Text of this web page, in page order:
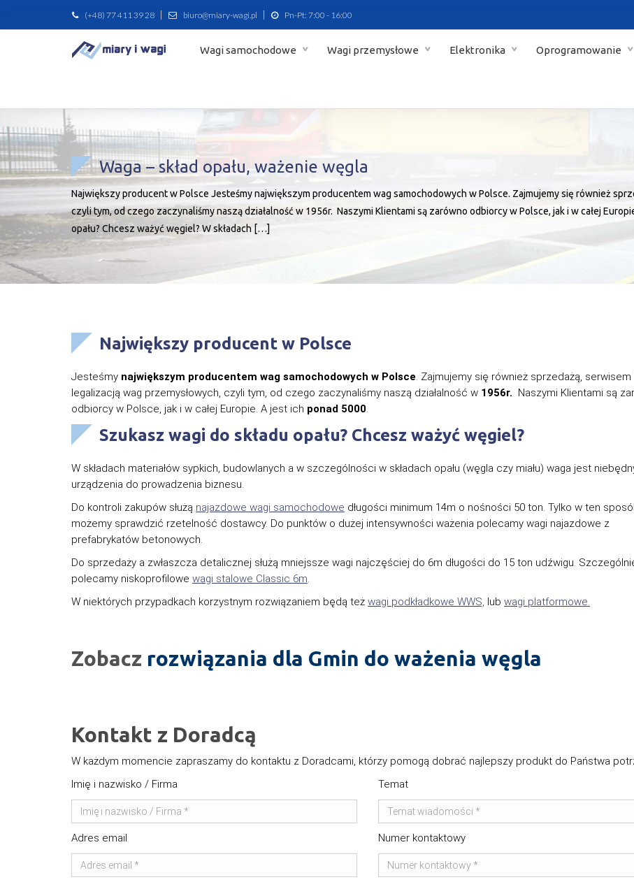
(+48) 77 411 39 28 biuro@miary-wagi.pl Pn-Pt: 7:00 - 16:00
Wagi samochodowe Wagi przemysłowe Elektronika Oprogramowanie
Waga – skład opału, ważenie węgla
Największy producent w Polsce Jesteśmy największym producentem wag samochodowych w Polsce. Zajmujemy się również
czyli tym, od czego zaczynaliśmy naszą działalność w 1956r. Naszymi Klientami są zarówno odbiorcy w Polsce, jak i w całej
opału? Chcesz ważyć węgiel? W składach […]
Największy producent w Polsce
Jesteśmy największym producentem wag samochodowych w Polsce. Zajmujemy się również sprzedażą, serwisem
legalizacją wag przemysłowych, czyli tym, od czego zaczynaliśmy naszą działalność w 1956r. Naszymi Klientami są
odbiorcy w Polsce, jak i w całej Europie. A jest ich ponad 5000.
Szukasz wagi do składu opału? Chcesz ważyć węgiel?
W składach materiałów sypkich, budowlanych a w szczególności w składach opału (węgla czy miału) waga jest
urządzenia do prowadzenia biznesu.
Do kontroli zakupów służą najazdowe wagi samochodowe długości minimum 14m o nośności 50 ton. Tylko w ten
możemy sprawdzić rzetelność dostawcy. Do punktów o dużej intensywności ważenia polecamy wagi najazdowe z
prefabrykatów betonowych.
Do sprzedaży a zwłaszcza detalicznej służą mniejssze wagi najczęściej do 6m długości do 15 ton udźwigu.
polecamy niskoprofilowe wagi stalowe Classic 6m.
W niektórych przypadkach korzystnym rozwiązaniem będą też wagi podkładkowe WWS, lub wagi platformowe.
Zobacz rozwiązania dla Gmin do ważenia węgla
Kontakt z Doradcą
W każdym momencie zapraszamy do kontaktu z Doradcami, którzy pomogą dobrać najlepszy produkt do Państwa
Imię i nazwisko / Firma
Temat
Adres email Numer kontaktowy